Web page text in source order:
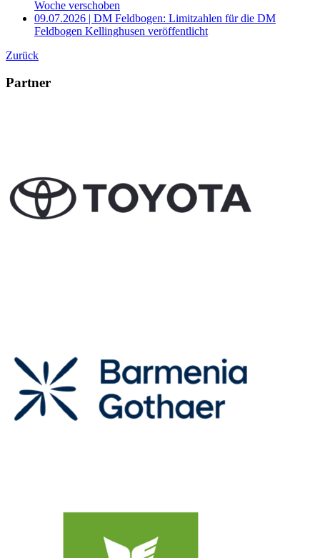
Woche verschoben
09.07.2026 | DM Feldbogen: Limitzahlen für die DM
Feldbogen Kellinghusen veröffentlicht
Zurück
Partner